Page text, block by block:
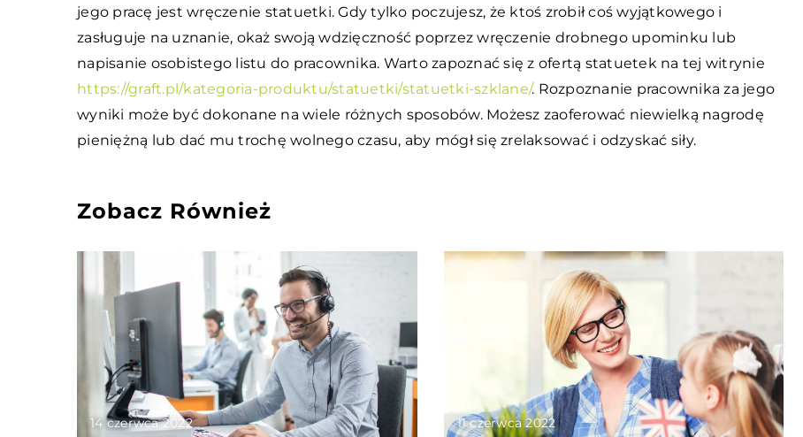
jego pracę jest wręczenie statuetki. Gdy tylko poczujesz, że ktoś zrobił coś wyjątkowego i
zasługuje na uznanie, okaż swoją wdzięczność poprzez wręczenie drobnego upominku lub
napisanie osobistego listu do pracownika. Warto zapoznać się z ofertą statuetek na tej witrynie
https://graft.pl/kategoria-produktu/statuetki/statuetki-szklane/. Rozpoznanie pracownika za jego
wyniki może być dokonane na wiele różnych sposobów. Możesz zaoferować niewielką nagrodę
pieniężną lub dać mu trochę wolnego czasu, aby mógł się zrelaksować i odzyskać siły.
Zobacz Również
14 czerwca 2022 11 czerwca 2022